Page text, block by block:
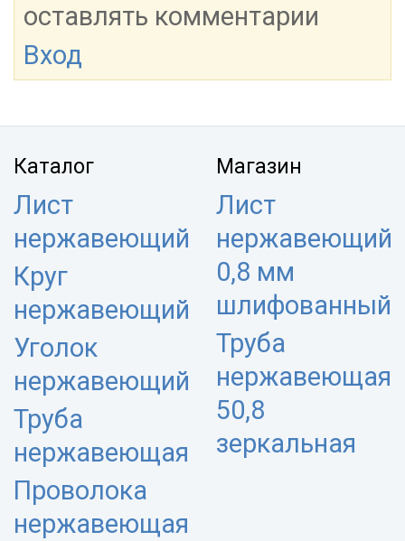
оставлять комментарии
Вход
Каталог
Лист
нержавеющий
Круг
нержавеющий
Уголок
нержавеющий
Труба
нержавеющая
Проволока
нержавеющая
Магазин
Лист
нержавеющий
0,8 мм
шлифованный
Труба
нержавеющая
50,8
зеркальная